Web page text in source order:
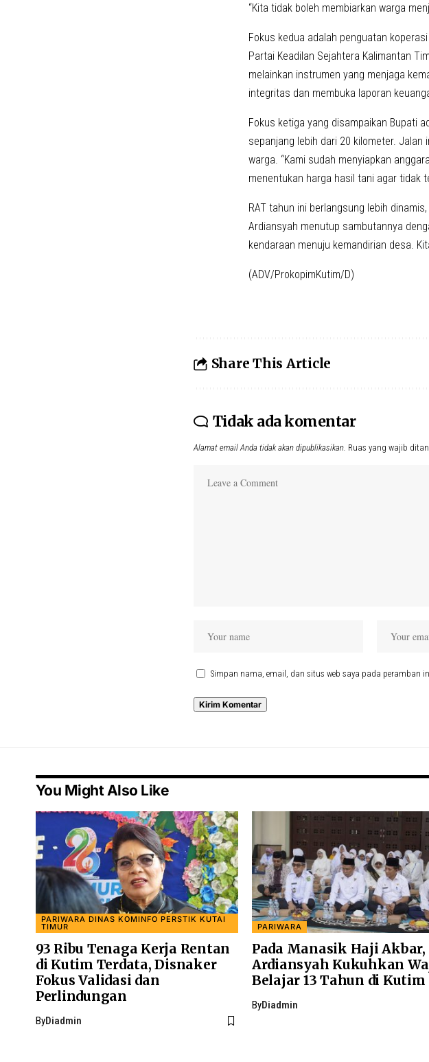
“Kita tidak boleh membiarkan warga
Fokus kedua adalah penguatan
Partai Keadilan Sejahtera Kalimantan
melainkan instrumen yang menjaga
integritas dan membuka laporan
Fokus ketiga yang disampaikan Bupati
sepanjang lebih dari 20 kilometer.
warga. “Kami sudah menyiapkan
menentukan harga hasil tani agar tidak
RAT tahun ini berlangsung lebih
Ardiansyah menutup sambutannya
kendaraan menuju kemandirian desa.
(ADV/ProkopimKutim/D)
Share This Article
Tidak ada komentar
Alamat email Anda tidak akan dipublikasikan. Ruas yang wajib
Simpan nama, email, dan situs web saya pada peramban
You Might Also Like
PARIWARA DINAS KOMINFO PERSTIK KUTAI
TIMUR
93 Ribu Tenaga Kerja Rentan
di Kutim Terdata, Disnaker
Fokus Validasi dan
Perlindungan
ByDiadmin
PARIWARA
Pada Manasik Haji Akbar,
Ardiansyah Kukuhkan
Belajar 13 Tahun di Kutim
ByDiadmin